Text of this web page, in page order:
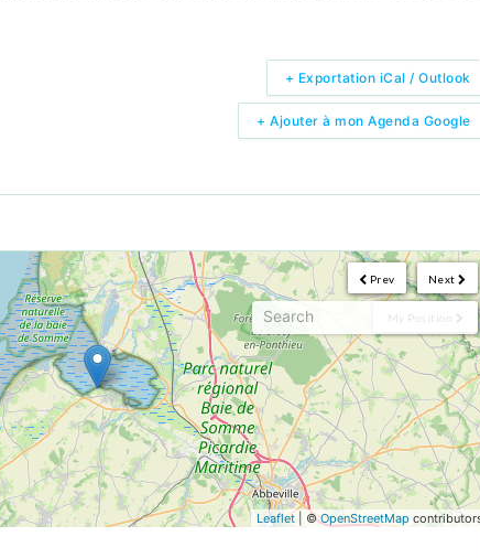
+ Ajouter à mon Agenda Google
+ Exportation iCal / Outlook
Next
Prev
My Position
Leaflet| ©OpenStreetMap